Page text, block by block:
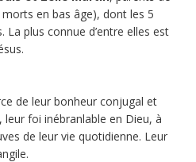
en bas âge), dont les 5
La plus connue d’entre elles est
de leur bonheur conjugal et
leur foi inébranlable en Dieu, à
de leur vie quotidienne. Leur